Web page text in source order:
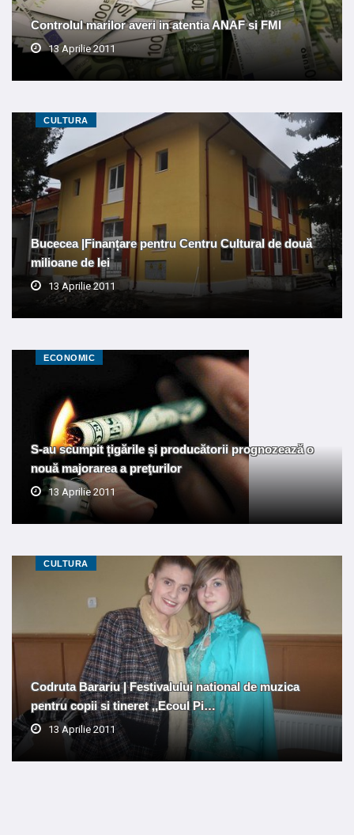
Controlul marilor averi in atentia ANAF si FMI
13 Aprilie 2011
CULTURA
Bucecea |Finanțare pentru Centru Cultural de două
milioane de lei
13 Aprilie 2011
ECONOMIC
S-au scumpit țigările și producătorii prognozează o
nouă majorarea a preţurilor
13 Aprilie 2011
CULTURA
Codruta Barariu | Festivalului national de muzica
pentru copii si tineret ,,Ecoul Pi…
13 Aprilie 2011